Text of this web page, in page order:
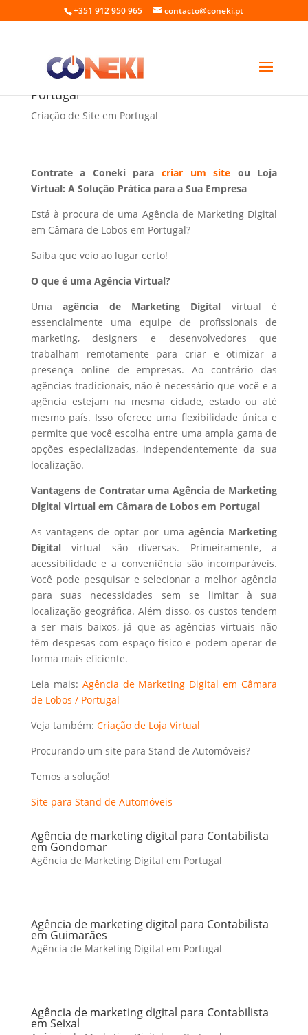
+351 912 950 965 contacto@coneki.pt
Marketing Digital em Câmara de Lobos
Portugal
Criação de Site em Portugal
Contrate a Coneki para criar um site ou Loja
Virtual: A Solução Prática para a Sua Empresa
Está à procura de uma Agência de Marketing Digital
em Câmara de Lobos em Portugal?
Saiba que veio ao lugar certo!
O que é uma Agência Virtual?
Umaagência de Marketing Digital virtual é
essencialmente uma equipe de profissionais de
marketing, designers e desenvolvedores que
trabalham remotamente para criar e otimizar a
presença online de empresas. Ao contrário das
agências tradicionais, não é necessário que você e a
agência estejam na mesma cidade, estado ou até
mesmo país. Isso oferece uma flexibilidade única e
permite que você escolha entre uma ampla gama de
opções especializadas, independentemente da sua
localização.
Vantagens de Contratar uma Agência de Marketing
Digital Virtual em Câmara de Lobos em Portugal
As vantagens de optar por uma agência Marketing
Digitalvirtual são diversas. Primeiramente, a
acessibilidade e a conveniência são incomparáveis.
Você pode pesquisar e selecionar a melhor agência
para suas necessidades sem se limitar à sua
localização geográfica. Além disso, os custos tendem
a ser mais baixos, já que as agências virtuais não
têm despesas com espaço físico e podem operar de
forma mais eficiente.
Leia mais: Agência de Marketing Digital em Câmara
de Lobos / Portugal
Veja também: Criação de Loja Virtual
Procurando um site para Stand de Automóveis?
Temos a solução!
Site para Stand de Automóveis
Agência de marketing digital para Contabilista
em Gondomar
Agência de Marketing Digital em Portugal
Agência de marketing digital para Contabilista
em Guimarães
Agência de Marketing Digital em Portugal
Agência de marketing digital para Contabilista
em Seixal